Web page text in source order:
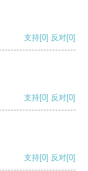
支持[0] 反对[0]
支持[0] 反对[0]
支持[0] 反对[0]